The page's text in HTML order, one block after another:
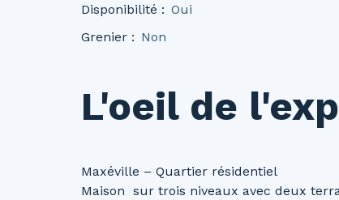
Disponibilité : Oui
Grenier : Non
L'oeil de
Maxéville – Quartier résidentiel
Maison sur trois niveaux avec deux